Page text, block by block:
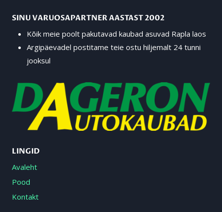
SINU VARUOSAPARTNER AASTAST 2002
Kõik meie poolt pakutavad kaubad asuvad Rapla laos
Argipäevadel postitame teie ostu hiljemalt 24 tunni
jooksul
LINGID
Avaleht
Pood
Kontakt